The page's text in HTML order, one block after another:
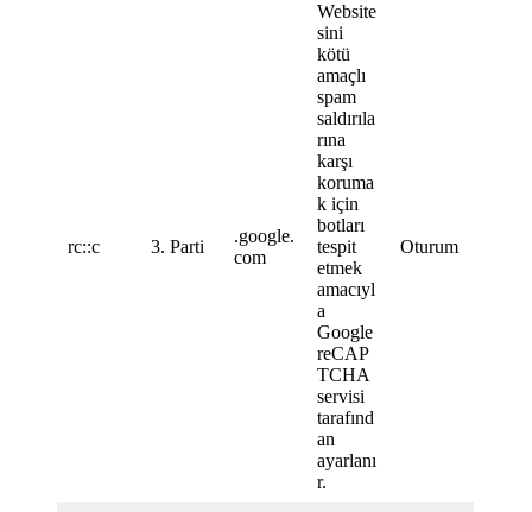
rc::c 3. Parti
.google.
com
Website
sini
kötü
amaçlı
spam
saldırıla
rına
karşı
koruma
k için
botları
tespit
etmek
amacıyl
a
Google
reCAP
TCHA
servisi
tarafınd
an
ayarlanı
r.
Oturum